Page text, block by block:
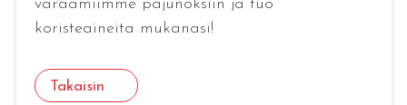
varaamiimme pajunoksiin ja tuo
koristeaineita mukanasi!
Takaisin